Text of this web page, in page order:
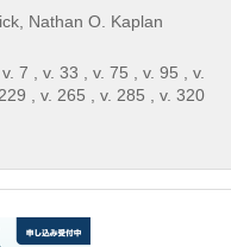
Nathan O. Kaplan
7 , v. 33 , v. 75 , v. 95 , v.
, v. 265 , v. 285 , v. 320